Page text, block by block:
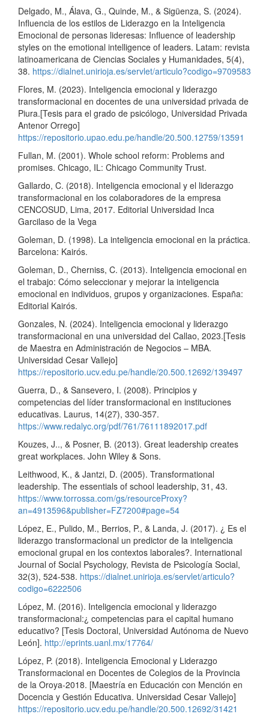
Delgado, M., Álava, G., Quinde, M., & Sigüenza, S. (2024).
Influencia de los estilos de Liderazgo en la Inteligencia
Emocional de personas lideresas: Influence of leadership
styles on the emotional intelligence of leaders. Latam: revista
latinoamericana de Ciencias Sociales y Humanidades, 5(4),
38. https://dialnet.unirioja.es/servlet/articulo?codigo=9709583
Flores, M. (2023). Inteligencia emocional y liderazgo
transformacional en docentes de una universidad privada de
Piura.[Tesis para el grado de psicólogo, Universidad Privada
Antenor Orrego]
https://repositorio.upao.edu.pe/handle/20.500.12759/13591
Fullan, M. (2001). Whole school reform: Problems and
promises. Chicago, IL: Chicago Community Trust.
Gallardo, C. (2018). Inteligencia emocional y el liderazgo
transformacional en los colaboradores de la empresa
CENCOSUD, Lima, 2017. Editorial Universidad Inca
Garcilaso de la Vega
Goleman, D. (1998). La inteligencia emocional en la práctica.
Barcelona: Kairós.
Goleman, D., Cherniss, C. (2013). Inteligencia emocional en
el trabajo: Cómo seleccionar y mejorar la inteligencia
emocional en individuos, grupos y organizaciones. España:
Editorial Kairós.
Gonzales, N. (2024). Inteligencia emocional y liderazgo
transformacional en una universidad del Callao, 2023.[Tesis
de Maestra en Administración de Negocios – MBA.
Universidad Cesar Vallejo]
https://repositorio.ucv.edu.pe/handle/20.500.12692/139497
Guerra, D., & Sansevero, I. (2008). Principios y
competencias del líder transformacional en instituciones
educativas. Laurus, 14(27), 330-357.
https://www.redalyc.org/pdf/761/76111892017.pdf
Kouzes, J.., & Posner, B. (2013). Great leadership creates
great workplaces. John Wiley & Sons.
Leithwood, K., & Jantzi, D. (2005). Transformational
leadership. The essentials of school leadership, 31, 43.
https://www.torrossa.com/gs/resourceProxy?
an=4913596&publisher=FZ7200#page=54
López, E., Pulido, M., Berrios, P., & Landa, J. (2017). ¿ Es el
liderazgo transformacional un predictor de la inteligencia
emocional grupal en los contextos laborales?. International
Journal of Social Psychology, Revista de Psicología Social,
32(3), 524-538. https://dialnet.unirioja.es/servlet/articulo?
codigo=6222506
López, M. (2016). Inteligencia emocional y liderazgo
transformacional:¿ competencias para el capital humano
educativo? [Tesis Doctoral, Universidad Autónoma de Nuevo
León]. http://eprints.uanl.mx/17764/
López, P. (2018). Inteligencia Emocional y Liderazgo
Transformacional en Docentes de Colegios de la Provincia
de la Oroya-2018. [Maestría en Educación con Mención en
Docencia y Gestión Educativa. Universidad Cesar Vallejo]
https://repositorio.ucv.edu.pe/handle/20.500.12692/31421